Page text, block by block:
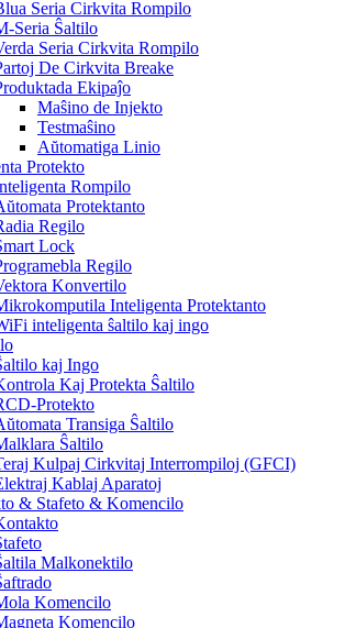
Seria Cirkvita Rompilo
Seria Ŝaltilo
Seria Cirkvita Rompilo
De Cirkvita Breake
Ekipaĵo
Maŝino de Injekto
Testmaŝino
Aŭtomatiga Linio
Protekto
Rompilo
Protektanto
Regilo
Lock
Regilo
Konvertilo
Inteligenta Protektanto
inteligenta ŝaltilo kaj ingo
kaj Ingo
Kaj Protekta Ŝaltilo
Protekto
Transiga Ŝaltilo
Ŝaltilo
Kulpaj Cirkvitaj Interrompiloj (GFCI)
Kablaj Aparatoj
& Stafeto & Komencilo
Malkonektilo
Komencilo
Komencilo